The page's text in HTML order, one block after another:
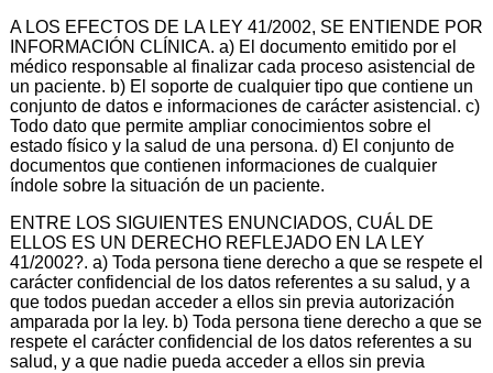
A LOS EFECTOS DE LA LEY 41/2002, SE ENTIENDE POR
INFORMACIÓN CLÍNICA. a) El documento emitido por el
médico responsable al finalizar cada proceso asistencial de
un paciente. b) El soporte de cualquier tipo que contiene un
conjunto de datos e informaciones de carácter asistencial. c)
Todo dato que permite ampliar conocimientos sobre el
estado físico y la salud de una persona. d) El conjunto de
documentos que contienen informaciones de cualquier
índole sobre la situación de un paciente.
ENTRE LOS SIGUIENTES ENUNCIADOS, CUÁL DE
ELLOS ES UN DERECHO REFLEJADO EN LA LEY
41/2002?. a) Toda persona tiene derecho a que se respete el
carácter confidencial de los datos referentes a su salud, y a
que todos puedan acceder a ellos sin previa autorización
amparada por la ley. b) Toda persona tiene derecho a que se
respete el carácter confidencial de los datos referentes a su
salud, y a que nadie pueda acceder a ellos sin previa